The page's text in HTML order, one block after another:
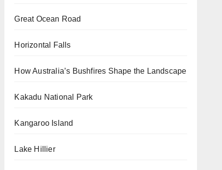
Great Ocean Road
Horizontal Falls
How Australia’s Bushfires Shape the Landscape
Kakadu National Park
Kangaroo Island
Lake Hillier